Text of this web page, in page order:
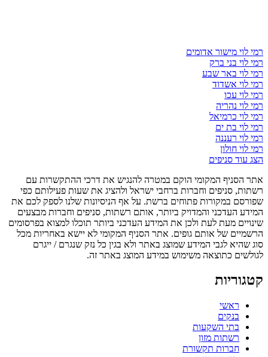
רמי לוי מישור אדומים
רמי לוי בני ברק
רמי לוי באר שבע
רמי לוי אשדוד
רמי לוי עכו
רמי לוי נהריה
רמי לוי כרמיאל
רמי לוי בת ים
רמי לוי רעננה
רמי לוי חולון
הצג עוד סניפים
אתר הסניף המקומי הוקם במטרה להנגיש את דרכי ההתקשרות עם
רשתות, סניפים וחברות ברחבי ישראל ולהציג את שעות פעילותם כפי
שפורסם במקורות פתוחים ברשת. על אף הניסיונות שלנו לספק לכם את
המידע העדכני והמדויק ביותר, אותם רשתות, סניפים וחברות מבצעים
שינויים מעת לעת ולכן את המידע העדכני ביותר תוכלו למצוא בפרסומים
הרשמיים של אותם גופים. אתר הסניף המקומי לא יישא באחריות מכל
סוג שהיא לגבי המידע שמוצג באתר ולא בגין כל נזק שנגרם / ייגרם
לגולשים כתוצאה משימוש במידע המוצג באתר זה.
קטגוריות
ראשי
בנקים
בתי השקעות
רשתות מזון
חברות תקשורת